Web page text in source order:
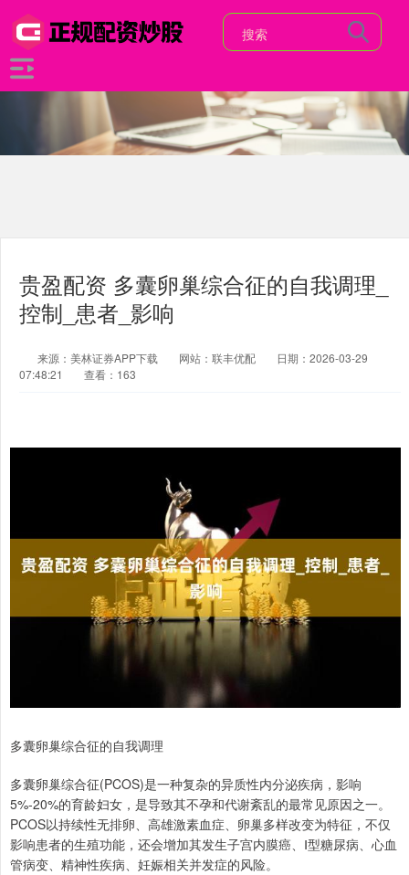
贵盈配资 多囊卵巢综合征的自我调理_
控制_患者_影响
来源：美林证券APP下载 网站：联丰优配
日期：2026-03-29
07:48:21
查看：163
多囊卵巢综合征的自我调理
多囊卵巢综合征(PCOS)是一种复杂的异质性内分泌疾病，影响
5%-20%的育龄妇女，是导致其不孕和代谢紊乱的最常见原因之一。
PCOS以持续性无排卵、高雄激素血症、卵巢多样改变为特征，不仅
影响患者的生殖功能，还会增加其发生子宫内膜癌、Ⅰ型糖尿病、心血
管病变、精神性疾病、妊娠相关并发症的风险。